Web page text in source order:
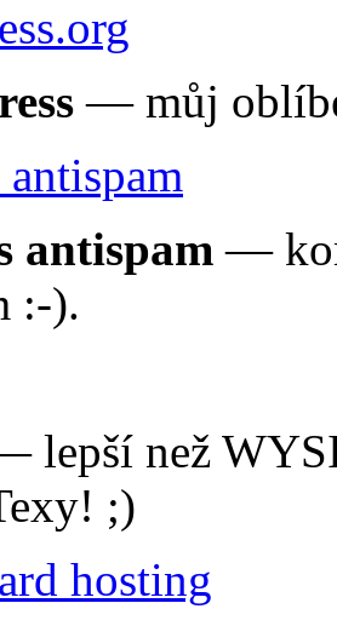
— můj
antispam
antispam —
:-).
lepší než
;)
hosting